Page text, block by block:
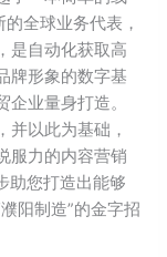
全球业务代表，
是自动化获取高
牌形象的数字基
业量身打造。
并以此为基础，
服力的内容营销
助您打造出能够
阳制造”的金字招